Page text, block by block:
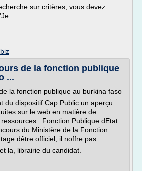
sur critères, vous devez
de la fonction publique
...
la fonction publique au burkina faso
du dispositif Cap Public un aperçu
sur le web en matière de
: Fonction Publique dEtat
du Ministère de la Fonction
dêtre officiel, il noffre pas.
la, librairie du candidat.